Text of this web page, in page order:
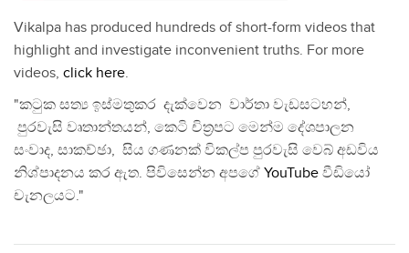
Vikalpa has produced hundreds of short-form videos that
highlight and investigate inconvenient truths. For more
videos, click here.
"කටුක සත්‍ය ඉස්මතුකර දැක්වෙන වාර්තා වැඩසටහන්,
පුරවැසි වෘතාන්තයන්, කෙටි චිත්‍රපට මෙන්ම දේශපාලන
සංවාද, සාකච්ඡා, සිය ගණනක් විකල්ප පුරවැසි වෙබ් අඩවිය
නිශ්පාදනය කර ඇත. පිවිසෙන්න අපගේ YouTube වීඩියෝ
චැනලයට."